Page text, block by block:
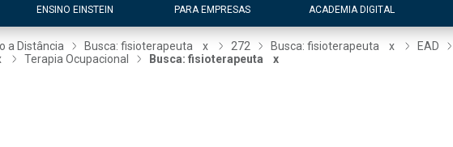
ENSINO EINSTEIN PARA EMPRESAS ACADEMIA DIGITAL
a Distância Busca: fisioterapeuta x 272 Busca: fisioterapeuta x
EAD
Terapia Ocupacional Busca: fisioterapeuta x